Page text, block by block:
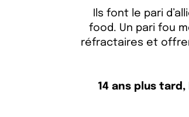
Ils font le pari
food. Un pari fou
réfractaires et
14 ans plus